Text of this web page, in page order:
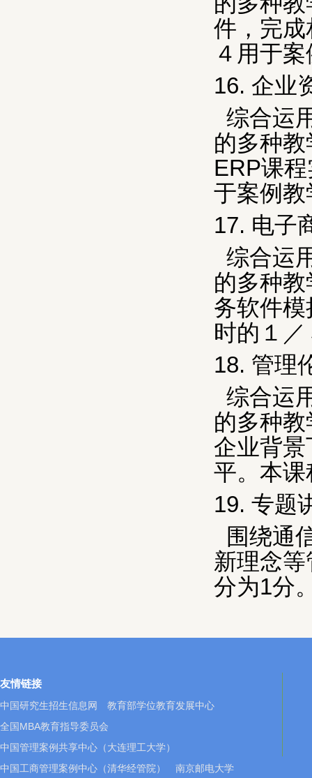
件，完
４用于
16. 企业
综合运
的多种
ERP课
于案例教
17. 电子
综合运
的多种
务软件
时的１
18. 管理
综合运
的多种
企业背
平。本
19. 专题
围绕通
新理念
分为1分
友情链接
中国研究生招生信息网
教育部学位教育发展中心
全国MBA教育指导委员会
中国管理案例共享中心（大连理工大学）
中国工商管理案例中心（清华经管院）
南京邮电大学